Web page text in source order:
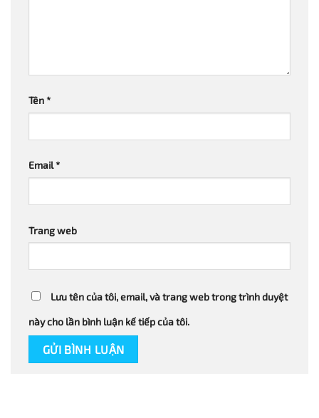
Tên *
Email*
Trang web
Lưu tên của tôi, email, và trang web trong trình duyệt
này cho lần bình luận kế tiếp của tôi.